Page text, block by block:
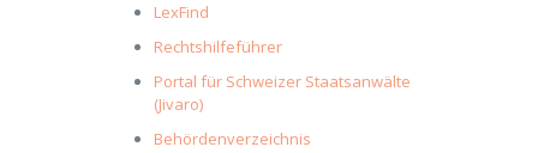
LexFind
Rechtshilfeführer
Portal für Schweizer Staatsanwälte
(Jivaro)
Behördenverzeichnis